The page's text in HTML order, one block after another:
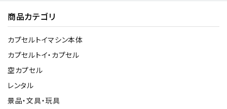
商品カテゴリ
カプセルトイマシン本体
カプセルトイ・カプセル
空カプセル
レンタル
景品・文具・玩具